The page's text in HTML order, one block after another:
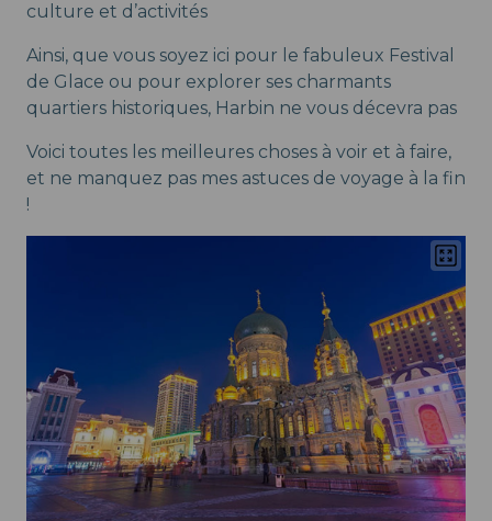
culture et d’activités
Ainsi, que vous soyez ici pour le fabuleux Festival
de Glace ou pour explorer ses charmants
quartiers historiques, Harbin ne vous décevra pas
Voici toutes les meilleures choses à voir et à faire,
et ne manquez pas mes astuces de voyage à la fin
!